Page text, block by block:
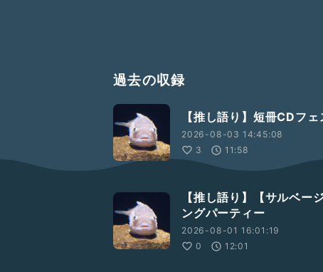
過去の収録
【推し語り】短冊CDフ
2026-08-03 14:45:08
3
11:58
【推し語り】【サルベ
ングパーティー
2026-08-01 16:01:19
0
12:01